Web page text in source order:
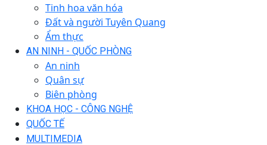
Tinh hoa văn hóa
Đất và người Tuyên Quang
Ẩm thực
AN NINH - QUỐC PHÒNG
An ninh
Quân sự
Biên phòng
KHOA HỌC - CÔNG NGHỆ
QUỐC TẾ
MULTIMEDIA